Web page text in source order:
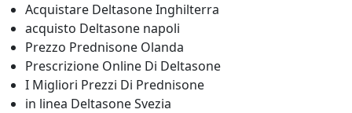
Acquistare Deltasone Inghilterra
acquisto Deltasone napoli
Prezzo Prednisone Olanda
Prescrizione Online Di Deltasone
I Migliori Prezzi Di Prednisone
in linea Deltasone Svezia